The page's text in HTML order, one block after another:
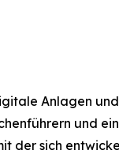
Anlagen
und
der sich